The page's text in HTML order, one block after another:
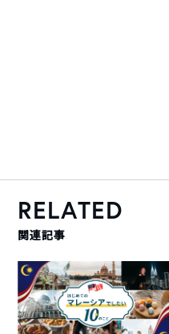
RELATED
関連記事